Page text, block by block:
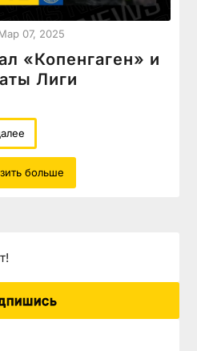
07, 2025
«Копенгаген» и
Лиги
больше